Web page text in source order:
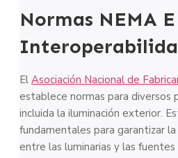
Normas NEMA E
El Asociación Nacional de
establece normas para diversos
incluida la iluminación exterior.
fundamentales para garantizar
entre las luminarias y las fuentes